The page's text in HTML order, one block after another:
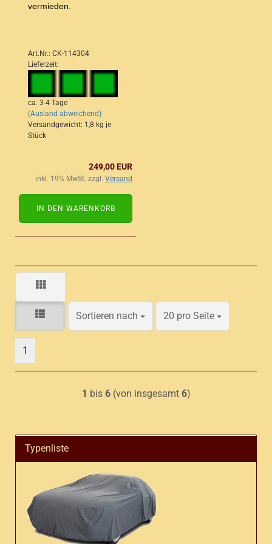
vermieden.
Art.Nr.: CK-114304
Lieferzeit:
ca. 3-4 Tage
(Ausland abweichend)
Versandgewicht: 1,8 kg je
Stück
249,00 EUR
inkl. 19% MwSt. zzgl. Versand
IN DEN WARENKORB
Sortieren nach
Sortieren nach 20 pro Seite
pro Seite
1
1 bis 6(von insgesamt 6)
Typenliste